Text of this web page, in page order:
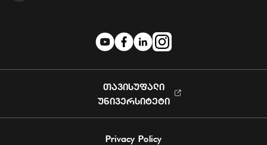
ᲗᲐᲕᲘᲡᲣᲤᲐᲚᲘ
ᲣᲜᲘᲕᲔᲠᲡᲘᲢᲔᲢᲘ
Privacy Policy